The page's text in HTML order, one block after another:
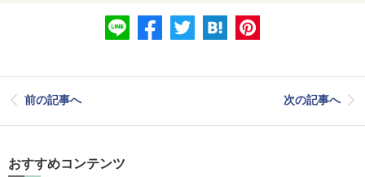
前の記事へ 次の記事へ
おすすめコンテンツ